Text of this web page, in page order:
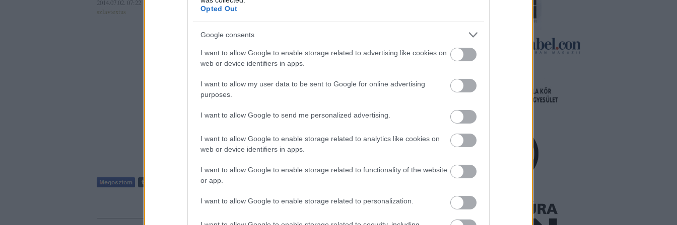
Opted Out
Google consents
I want to allow Google to enable storage related to advertising like cookies on
web or device identifiers in apps.
I want to allow my user data to be sent to Google for online advertising
purposes.
I want to allow Google to send me personalized advertising.
I want to allow Google to enable storage related to analytics like cookies on
web or device identifiers in apps.
I want to allow Google to enable storage related to functionality of the website
or app.
I want to allow Google to enable storage related to personalization.
2014.07.02. 07:22
szlavtextus
"Ez a bolgárok számára az egyik veséjük
elvesztéséhez hasonlatos" - Interjú Veszela Ljahova
bolgár elsőkönyvessel
Címkék:bolgár Európai Elsőkönyvesek Fesztiválja
Zöldy
Magyarországon a határon túli kisebbség helyzete meghatározó téma a
gondolkodás Bulgáriára? Örülök ennek a kérdésnek, hiszen…
Szólj hozzá!